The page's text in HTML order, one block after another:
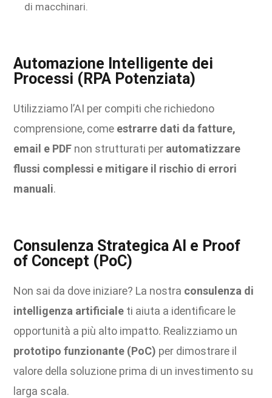
di macchinari.
Automazione Intelligente dei
Processi (RPA Potenziata)
Utilizziamo l’AI per compiti che richiedono
comprensione, come estrarre dati da fatture,
email e PDF non strutturati per automatizzare
flussi complessi e mitigare il rischio di errori
manuali.
Consulenza Strategica AI e Proof
of Concept (PoC)
Non sai da dove iniziare? La nostra consulenza di
intelligenza artificiale ti aiuta a identificare le
opportunità a più alto impatto. Realizziamo un
prototipo funzionante (PoC) per dimostrare il
valore della soluzione prima di un investimento su
larga scala.